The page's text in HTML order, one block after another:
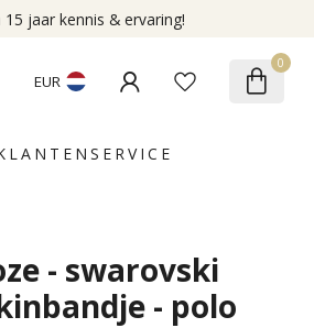
15 jaar kennis & ervaring!
EUR
0
- swarovski
- polo